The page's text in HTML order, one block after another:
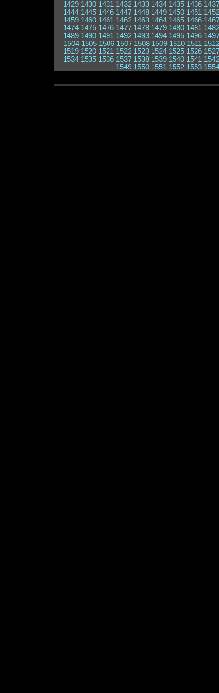
1429 1430 1431 1432 1433 1434 1435 1436 1437
1444 1445 1446 1447 1448 1449 1450 1451 1452
1459 1460 1461 1462 1463 1464 1465 1466 1467
1474 1475 1476 1477 1478 1479 1480 1481 1482
1489 1490 1491 1492 1493 1494 1495 1496 1497
1504 1505 1506 1507 1508 1509 1510 1511 1512
1519 1520 1521 1522 1523 1524 1525 1526 1527
1534 1535 1536 1537 1538 1539 1540 1541 1542
1549 1550 1551 1552 1553 1554